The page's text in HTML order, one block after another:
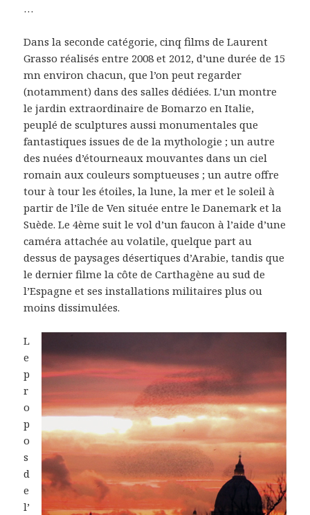
…
Dans la seconde catégorie, cinq films de Laurent
Grasso réalisés entre 2008 et 2012, d’une durée de 15
mn environ chacun, que l’on peut regarder
(notamment) dans des salles dédiées. L’un montre
le jardin extraordinaire de Bomarzo en Italie,
peuplé de sculptures aussi monumentales que
fantastiques issues de de la mythologie ; un autre
des nuées d’étourneaux mouvantes dans un ciel
romain aux couleurs somptueuses ; un autre offre
tour à tour les étoiles, la lune, la mer et le soleil à
partir de l’île de Ven située entre le Danemark et la
Suède. Le 4ème suit le vol d’un faucon à l’aide d’une
caméra attachée au volatile, quelque part au
dessus de paysages désertiques d’Arabie, tandis que
le dernier filme la côte de Carthagène au sud de
l’Espagne et ses installations militaires plus ou
moins dissimulées.
L
e
p
r
o
p
o
s
d
e
l’